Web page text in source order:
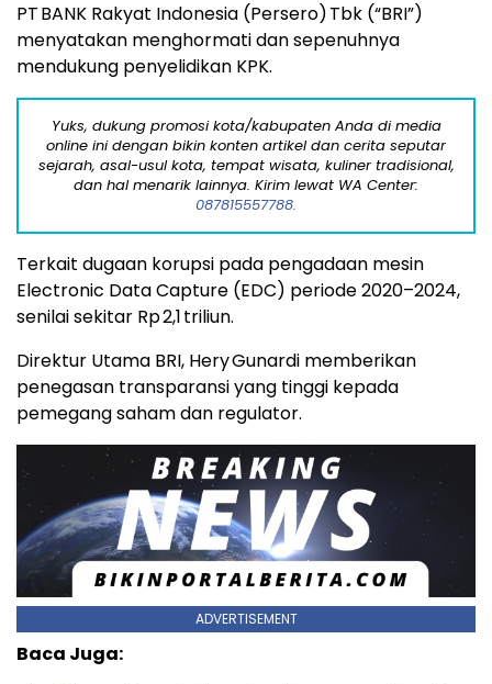
PT BANK Rakyat Indonesia (Persero) Tbk (“BRI”)
menyatakan menghormati dan sepenuhnya
mendukung penyelidikan KPK.
Yuks, dukung promosi kota/kabupaten Anda di media
online ini dengan bikin konten artikel dan cerita seputar
sejarah, asal-usul kota, tempat wisata, kuliner tradisional,
dan hal menarik lainnya. Kirim lewat WA Center:
087815557788.
Terkait dugaan korupsi pada pengadaan mesin
Electronic Data Capture (EDC) periode 2020–2024,
senilai sekitar Rp 2,1 triliun.
Direktur Utama BRI, Hery Gunardi memberikan
penegasan transparansi yang tinggi kepada
pemegang saham dan regulator.
ADVERTISEMENT
Baca Juga: